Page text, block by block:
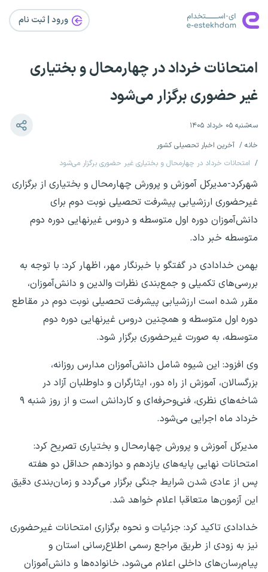
ورود | ثبت‌ نام
امتحانات خرداد در چهارمحال و بختیاری
غیر حضوری برگزار می‌شود
سه‌شنبه ۰۵ خرداد ۱۴۰۵
خانه
آخرین اخبار تحصیلی کشور
امتحانات خرداد در چهارمحال و بختیاری غیر حضوری برگزار می‌شود
شهرکرد-مدیرکل آموزش و پرورش چهارمحال و بختیاری از برگزاری
غیرحضوری ارزشیابی پیشرفت تحصیلی نوبت دوم برای
دانش‌آموزان دوره اول متوسطه و دروس غیرنهایی دوره دوم
متوسطه خبر داد.
بهمن خدادادی در گفتگو با خبرنگار مهر، اظهار کرد: با توجه به
بررسی‌های تکمیلی و جمع‌بندی نظرات والدین و دانش‌آموزان،
مقرر شده است ارزشیابی پیشرفت تحصیلی نوبت دوم در مقاطع
دوره اول متوسطه و همچنین دروس غیرنهایی دوره دوم
متوسطه، به صورت غیرحضوری برگزار شود.
وی افزود: این شیوه شامل دانش‌آموزان مدارس روزانه،
بزرگسالان، آموزش از راه دور، ایثارگران و داوطلبان آزاد در
شاخه‌های نظری، فنی‌وحرفه‌ای و کاردانش است و از روز شنبه ۹
خرداد ماه اجرایی می‌شود.
مدیرکل آموزش و پرورش چهارمحال و بختیاری تصریح کرد:
امتحانات نهایی پایه‌های یازدهم و دوازدهم حداقل دو هفته
پس از عادی شدن شرایط جنگی برگزار می‌گردد و زمان‌بندی دقیق
این آزمون‌ها متعاقبا اعلام خواهد شد.
خدادادی تاکید کرد: جزئیات و نحوه برگزاری امتحانات غیرحضوری
نیز به زودی از طریق مراجع رسمی اطلاع‌رسانی استان و
پیام‌رسان‌های داخلی اعلام می‌شود، خانواده‌ها و دانش‌آموزان